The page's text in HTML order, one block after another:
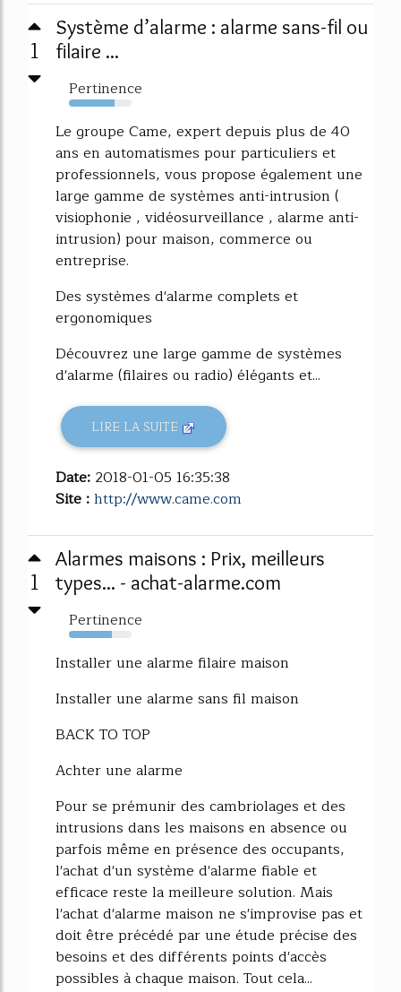
1
Système d’alarme : alarme sans-fil ou
filaire ...
Pertinence
73%
Le groupe Came, expert depuis plus de 40
ans en automatismes pour particuliers et
professionnels, vous propose également une
large gamme de systèmes anti-intrusion (
visiophonie , vidéosurveillance , alarme anti-
intrusion) pour maison, commerce ou
entreprise.
Des systèmes d'alarme complets et
ergonomiques
Découvrez une large gamme de systèmes
d'alarme (filaires ou radio) élégants et...
LIRE LA SUITE
Date: 2018-01-05 16:35:38
Site :http://www.came.com
1
Alarmes maisons : Prix, meilleurs
types... - achat-alarme.com
Pertinence
69%
Installer une alarme filaire maison
Installer une alarme sans fil maison
BACK TO TOP
Achter une alarme
Pour se prémunir des cambriolages et des
intrusions dans les maisons en absence ou
parfois même en présence des occupants,
l'achat d'un système d'alarme fiable et
efficace reste la meilleure solution. Mais
l'achat d'alarme maison ne s'improvise pas et
doit être précédé par une étude précise des
besoins et des différents points d'accès
possibles à chaque maison. Tout cela...